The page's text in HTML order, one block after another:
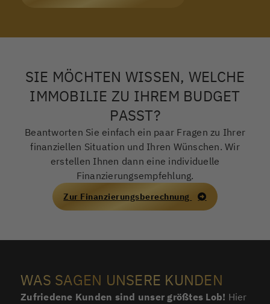
SIE MÖCHTEN WISSEN, WELCHE
IMMOBILIE ZU IHREM BUDGET
PASST?
Beantworten Sie einfach ein paar Fragen zu Ihrer
finanziellen Situation und Ihren Wünschen. Wir
erstellen Ihnen dann eine individuelle
Finanzierungsempfehlung.
Zur Finanzierungsberechnung
WAS SAGEN UNSERE KUNDEN
Zufriedene Kunden sind unser größtes Lob! Hier